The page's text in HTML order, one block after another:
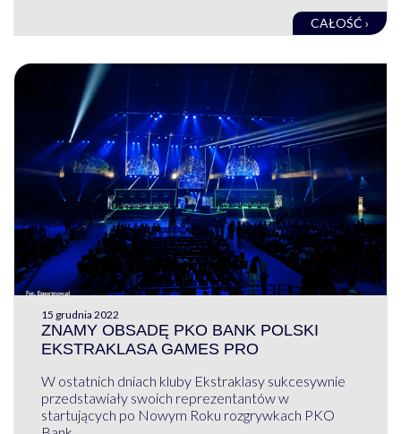
CAŁOŚĆ ›
15 grudnia 2022
ZNAMY OBSADĘ PKO BANK POLSKI
EKSTRAKLASA GAMES PRO
W ostatnich dniach kluby Ekstraklasy sukcesywnie
przedstawiały swoich reprezentantów w
startujących po Nowym Roku rozgrywkach PKO